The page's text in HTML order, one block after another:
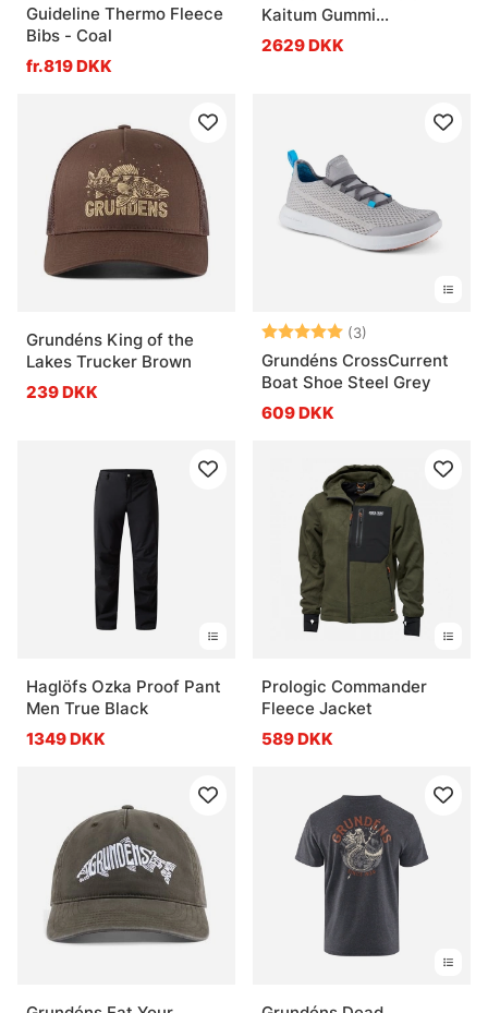
Guideline Thermo Fleece
Bibs - Coal
fr.819 DKK
Kaitum Gummi
Vadarpaket
2629 DKK
Grundéns King of the
Lakes Trucker Brown
239 DKK
Vurdering: (3)
Grundéns CrossCurrent
Boat Shoe Steel Grey
609 DKK
Haglöfs Ozka Proof Pant
Men True Black
1349 DKK
Prologic Commander
Fleece Jacket
589 DKK